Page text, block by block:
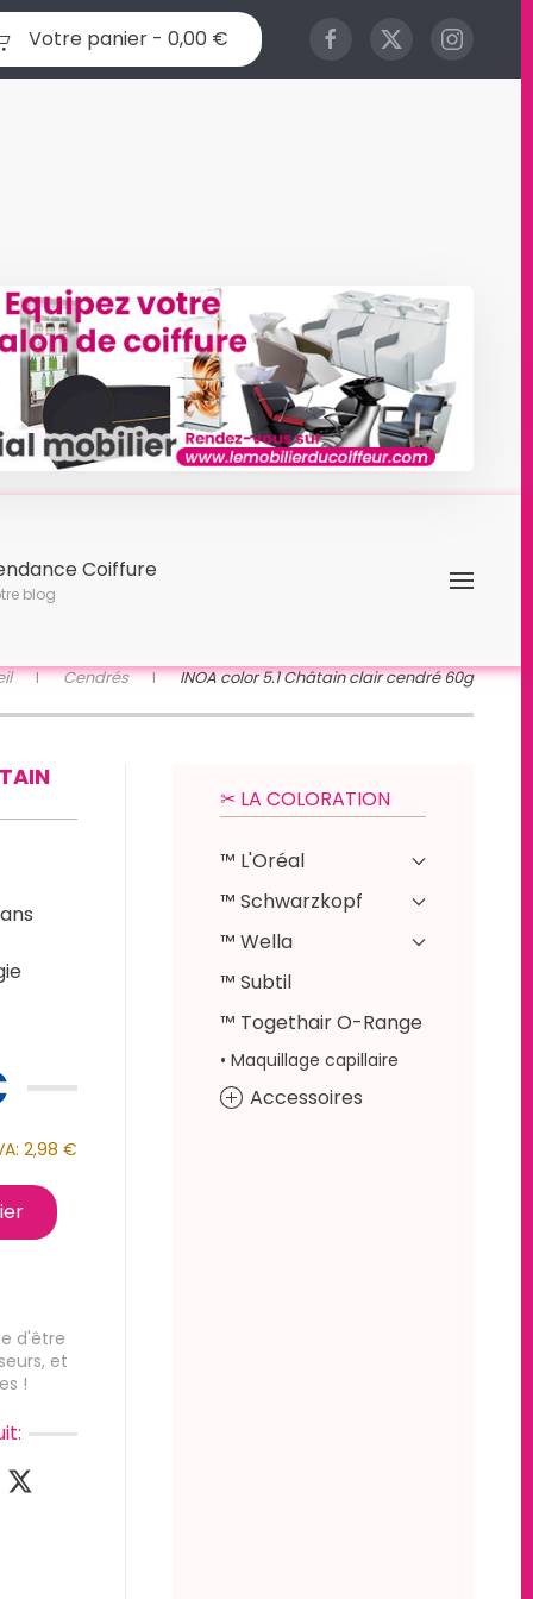
Votre panier - 0,00 €
Coiffure
blog
Cendrés INOA color 5.1 Châtain clair cendré 60g
2,98 €
d'être
et
!
✂︎ LA COLORATION
™ L'Oréal
™ Schwarzkopf
™ Wella
™ Subtil
™ Togethair O-Range
• Maquillage capillaire
Accessoires